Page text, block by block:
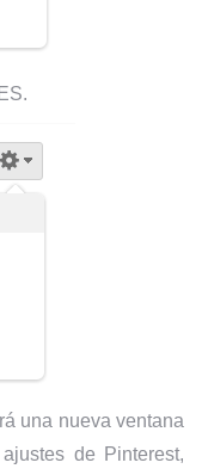
una nueva ventana
de Pinterest,